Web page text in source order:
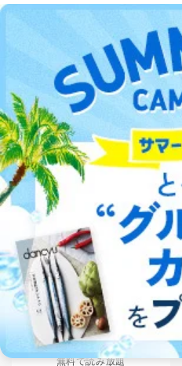
法令に基づく場合
人の生命､身体または財産
場合であって、本人の同
公衆衛生の向上または児
に特に必要がある場合で
とが困難である場合。
国の機関もしくは地方公
た者が法令の定める事務
する必要がある場合であ
により当該事務の遂行に
き。
上記２．の利用目的を実
だ企業に、業務の一部と
託・提供する場合、その
供先企業に個人情報を開
委託・提供先企業は具体
が、これらに限りません。
委託先：カスタマーサ
トカード決済などの決
告配信サービス会社
提供先：出版社、出版
店など商品の供給者、
販売店などの梱包・配
豊富なラインナップで
書店に並ばない本とも出会える
タダ読み
5,000冊以上の雑誌が
無料で読み放題